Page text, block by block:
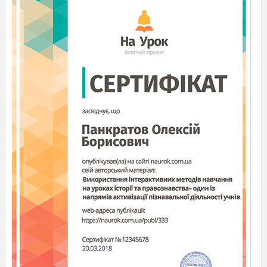
VІІІ. Робота з текстом
1. Бесіда за питаннями
- Коли автор знайомить нас з головним героєм?
(В момент народження)
- Який вирок виніс лікар?
(«Дитина народилася сліпою»)
- Які відчуття виникли у вас при читанні цього
епізоду?
- Розкажіть про дитинство Петра.
- Хто і що входило до його маленького світу?
(Мама, батько, дядько Максим, садиба,
природа)
- Як ставились до хлопчика у сім’ї?
(Мама – з великою ніжністю, відчувала своє
дитя серцем, дядько порівнював свою долю з
долею Петра)
- Хто відіграв велику роль у вихованні Петра?
(Дядько Максим. Він формував світогляд
хлопчика)
2. Дослідницька робота